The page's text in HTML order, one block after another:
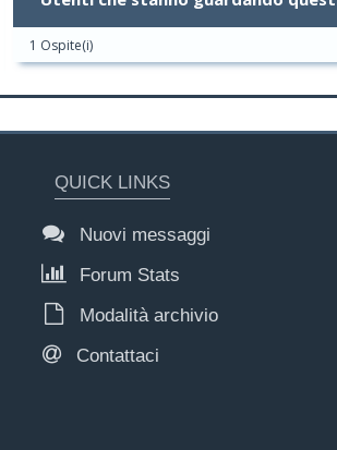
1 Ospite(i)
QUICK LINKS
Nuovi messaggi
Forum Stats
Modalità archivio
Contattaci